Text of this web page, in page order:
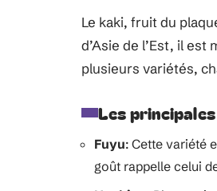
Le kaki, fruit du
d’Asie de l’Est, il
plusieurs variétés,
Les
Fuyu: Cette variété
goût rappelle celui